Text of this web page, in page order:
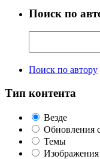
Поиск по
Поиск по автору
Тип контента
Везде
Обновления
Темы
Изображения